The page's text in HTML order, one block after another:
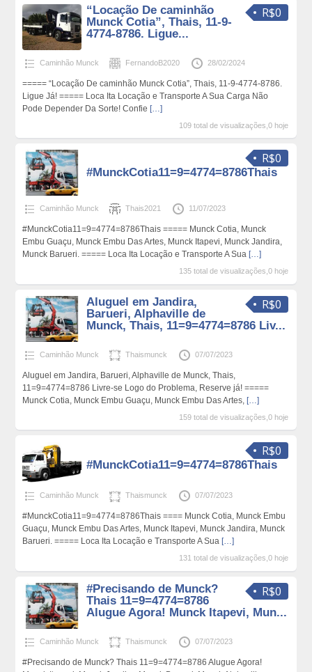
R$0
“Locação De caminhão
Munck Cotia”, Thais, 11-9-
4774-8786. Ligue...
Caminhão Munck FernandoB2020 28/02/2024
===== “Locação De caminhão Munck Cotia”, Thais, 11-9-4774-8786.
Ligue Já! ===== Loca Ita Locação e Transporte A Sua Carga Não
Pode Depender Da Sorte! Confie […]
109 total de visualizações,0 hoje
R$0
#MunckCotia11=9=4774=8786Thais
Caminhão Munck Thais2021 11/07/2023
#MunckCotia11=9=4774=8786Thais ===== Munck Cotia, Munck
Embu Guaçu, Munck Embu Das Artes, Munck Itapevi, Munck Jandira,
Munck Barueri. ===== Loca Ita Locação e Transporte A Sua […]
135 total de visualizações,0 hoje
R$0
Aluguel em Jandira,
Barueri, Alphaville de
Munck, Thais, 11=9=4774=8786 Liv...
Caminhão Munck Thaismunck 07/07/2023
Aluguel em Jandira, Barueri, Alphaville de Munck, Thais,
11=9=4774=8786 Livre-se Logo do Problema, Reserve já! =====
Munck Cotia, Munck Embu Guaçu, Munck Embu Das Artes, […]
159 total de visualizações,0 hoje
R$0
#MunckCotia11=9=4774=8786Thais
Caminhão Munck Thaismunck 07/07/2023
#MunckCotia11=9=4774=8786Thais ==== Munck Cotia, Munck Embu
Guaçu, Munck Embu Das Artes, Munck Itapevi, Munck Jandira, Munck
Barueri. ===== Loca Ita Locação e Transporte A Sua […]
131 total de visualizações,0 hoje
R$0
#Precisando de Munck?
Thais 11=9=4774=8786
Alugue Agora! Munck Itapevi, Mun...
Caminhão Munck Thaismunck 07/07/2023
#Precisando de Munck? Thais 11=9=4774=8786 Alugue Agora!